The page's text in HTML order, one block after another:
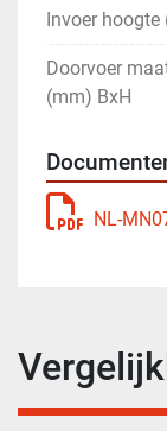
Invoer hoogte
Doorvoer
(mm) BxH
NL-